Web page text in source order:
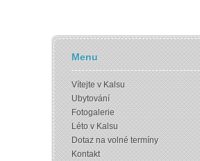
Menu
Vítejte v Kalsu
Ubytování
Fotogalerie
Léto v Kalsu
Dotaz na volné termíny
Kontakt